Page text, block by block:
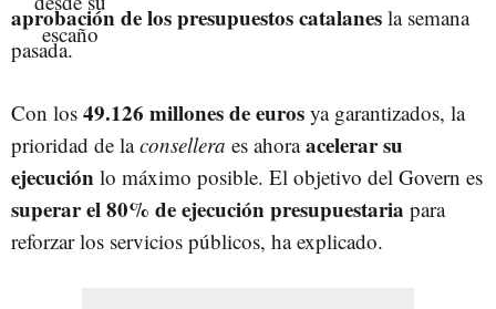
aprobación de los presupuestos catalanes la semana
pasada.
Con los 49.126 millones de euros ya garantizados, la
prioridad de laconsellera es ahoraacelerar su
ejecución lo máximo posible. El objetivo del Govern es
superar el 80% de ejecución presupuestaria para
reforzar los servicios públicos, ha explicado.